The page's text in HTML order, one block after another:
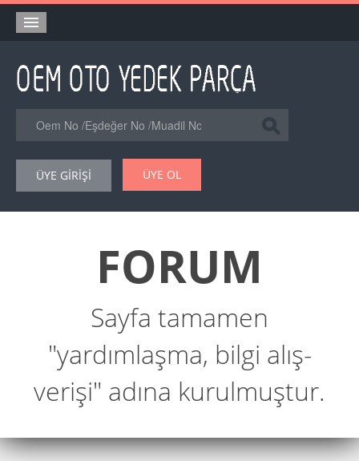
Orjinal Yedek Parça
Eşdeğer Muadil Yedek Parça
Şase Numarası VIN Yedekparça Sorgulama
Hakkımızda
ÜYE GİRİŞİ ÜYE OL
FORUM
Sayfa tamamen
"yardımlaşma, bilgi alış-
verişi" adına kurulmuştur.